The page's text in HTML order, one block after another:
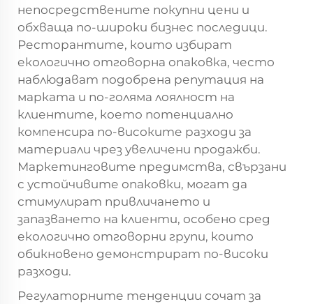
непосредствените покупни цени и
обхваща по-широки бизнес последици.
Ресторантите, които избират
екологично отговорна опаковка, често
наблюдават подобрена репутация на
марката и по-голяма лоялност на
клиентите, което потенциално
компенсира по-високите разходи за
материали чрез увеличени продажби.
Маркетинговите предимства, свързани
с устойчивите опаковки, могат да
стимулират привличането и
запазването на клиенти, особено сред
екологично отговорни групи, които
обикновено демонстрират по-високи
разходи.
Регулаторните тенденции сочат за